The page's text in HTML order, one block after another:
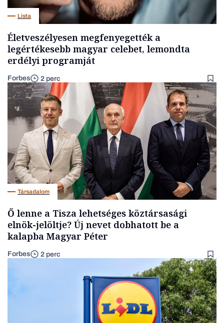
Lista
Életveszélyesen megfenyegették a
legértékesebb magyar celebet, lemondta
erdélyi programját
Forbes 2 perc
Társadalom
Ő lenne a Tisza lehetséges köztársasági
elnök-jelöltje? Új nevet dobhatott be a
kalapba Magyar Péter
Forbes 2 perc